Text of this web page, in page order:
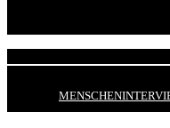
MENSCHEN